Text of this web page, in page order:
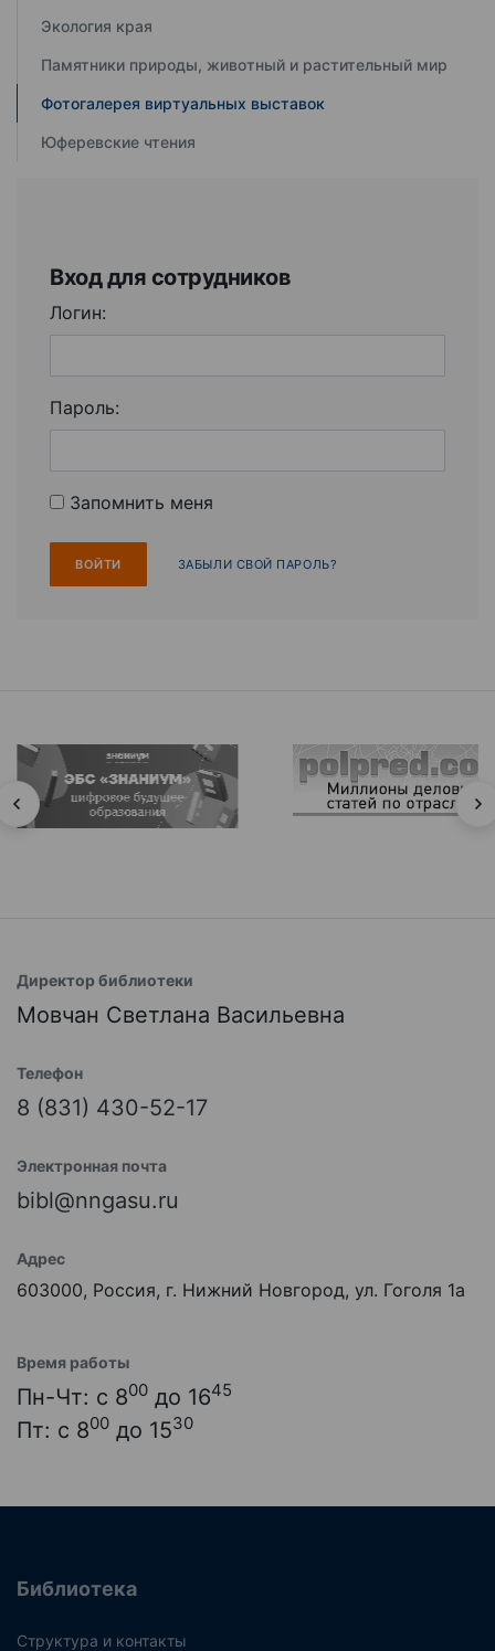
Экология края
Памятники природы, животный и растительный мир
Фотогалерея виртуальных выставок
Юферевские чтения
Вход для сотрудников
Логин:
Пароль:
Запомнить меня
ЗАБЫЛИ СВОЙ ПАРОЛЬ?
Директор библиотеки
Мовчан Светлана Васильевна
Телефон
8 (831) 430-52-17
Электронная почта
bibl@nngasu.ru
Адрес
603000, Россия, г. Нижний Новгород, ул. Гоголя 1а
Время работы
Пн-Чт: с 800 до 1645
Пт: с 800 до 1530
Библиотека
Структура и контакты